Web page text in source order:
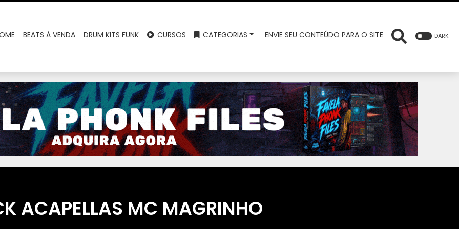
BEATS À VENDA DRUM KITS FUNK CURSOS CATEGORIAS ENVIE SEU CONTEÚDO PARA O SITE DARK
ACAPELLAS MC MAGRINHO